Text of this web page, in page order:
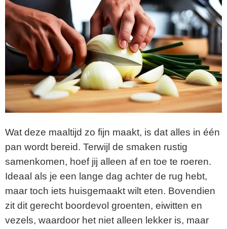
Wat deze maaltijd zo fijn maakt, is dat alles in één
pan wordt bereid. Terwijl de smaken rustig
samenkomen, hoef jij alleen af en toe te roeren.
Ideaal als je een lange dag achter de rug hebt,
maar toch iets huisgemaakt wilt eten. Bovendien
zit dit gerecht boordevol groenten, eiwitten en
vezels, waardoor het niet alleen lekker is, maar